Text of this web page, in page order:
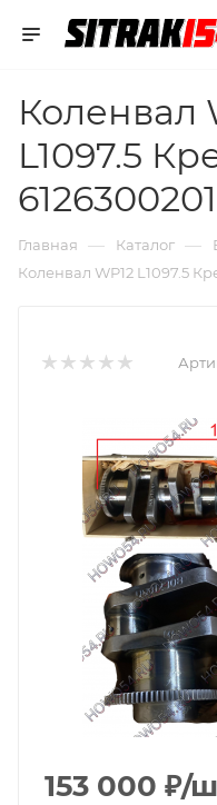
Коленвал
L1097.5
Главная — Каталог —
Коленвал WP12 L1097.5
153 000 ₽/